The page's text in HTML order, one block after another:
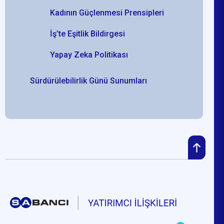
Kadının Güçlenmesi Prensipleri
İş’te Eşitlik Bildirgesi
Yapay Zeka Politikası
Sürdürülebilirlik Günü Sunumları